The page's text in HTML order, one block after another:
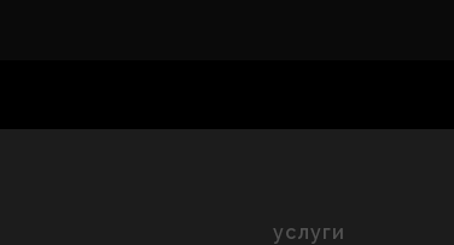
услуги